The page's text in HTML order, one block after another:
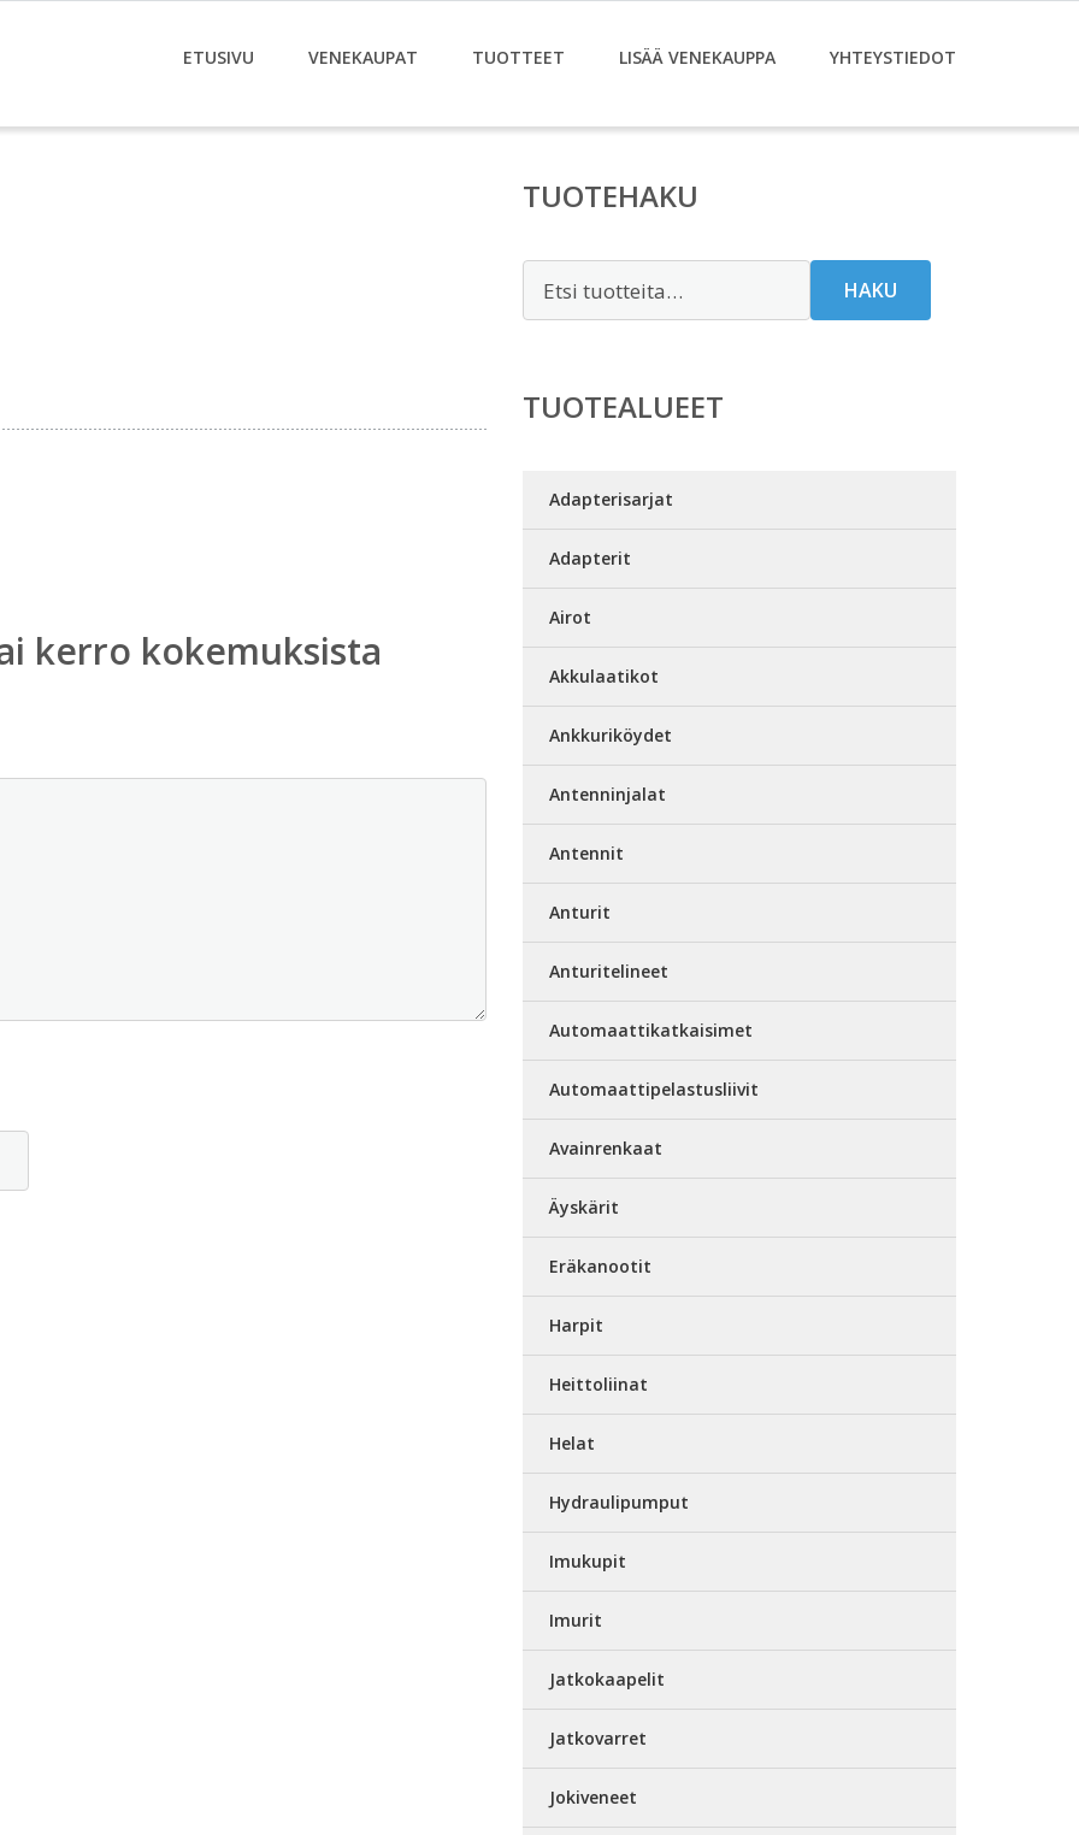
ETUSIVU VENEKAUPAT TUOTTEET LISÄÄ VENEKAUPPA YHTEYSTIEDOT
kerro kokemuksista
TUOTEHAKU
HAKU
TUOTEALUEET
Adapterisarjat
Adapterit
Airot
Akkulaatikot
Ankkuriköydet
Antenninjalat
Antennit
Anturit
Anturitelineet
Automaattikatkaisimet
Automaattipelastusliivit
Avainrenkaat
Äyskärit
Eräkanootit
Harpit
Heittoliinat
Helat
Hydraulipumput
Imukupit
Imurit
Jatkokaapelit
Jatkovarret
Jokiveneet